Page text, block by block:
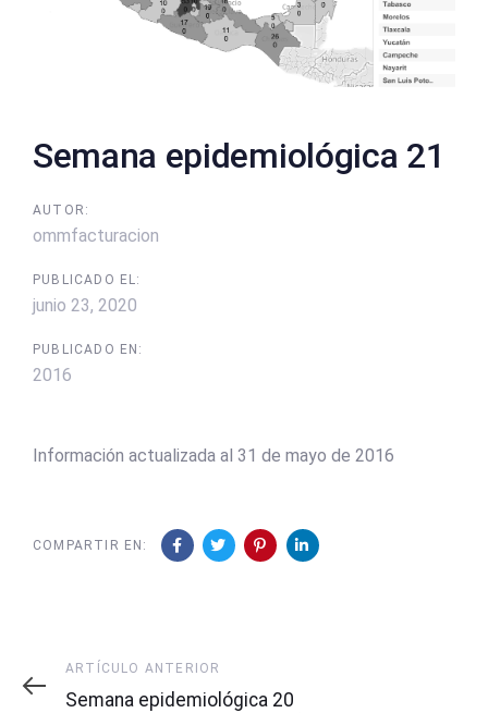
Semana epidemiológica 21
AUTOR:
ommfacturacion
PUBLICADO EL:
junio 23, 2020
PUBLICADO EN:
2016
Información actualizada al 31 de mayo de 2016
COMPARTIR EN:
Artículo
Anterior
ARTÍCULO ANTERIOR
Semana epidemiológica 20